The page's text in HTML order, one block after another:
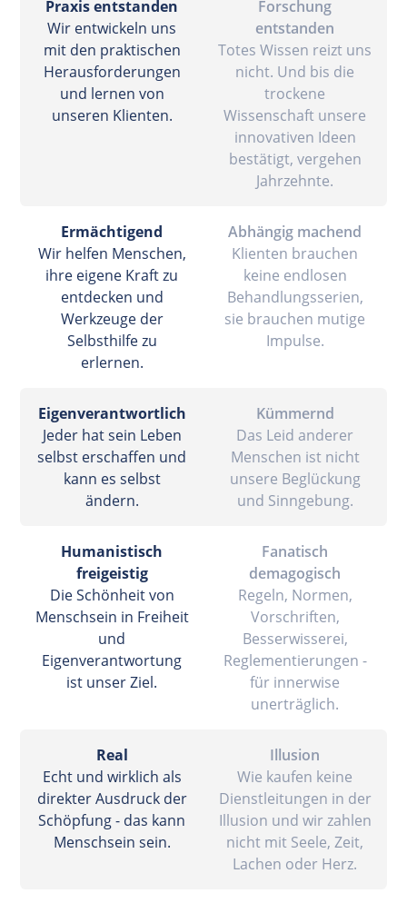
Praxis entstanden
Wir entwickeln uns
mit den praktischen
Herausforderungen
und lernen von
unseren Klienten.
Forschung
entstanden
Totes Wissen reizt uns
nicht. Und bis die
trockene
Wissenschaft unsere
innovativen Ideen
bestätigt, vergehen
Jahrzehnte.
Ermächtigend
Wir helfen Menschen,
ihre eigene Kraft zu
entdecken und
Werkzeuge der
Selbsthilfe zu
erlernen.
Abhängig machend
Klienten brauchen
keine endlosen
Behandlungsserien,
sie brauchen mutige
Impulse.
Eigenverantwortlich
Jeder hat sein Leben
selbst erschaffen und
kann es selbst
ändern.
Kümmernd
Das Leid anderer
Menschen ist nicht
unsere Beglückung
und Sinngebung.
Humanistisch
freigeistig
Die Schönheit von
Menschsein in Freiheit
und
Eigenverantwortung
ist unser Ziel.
Fanatisch
demagogisch
Regeln, Normen,
Vorschriften,
Besserwisserei,
Reglementierungen -
für innerwise
unerträglich.
Real
Echt und wirklich als
direkter Ausdruck der
Schöpfung - das kann
Menschsein sein.
Illusion
Wie kaufen keine
Dienstleitungen in der
Illusion und wir zahlen
nicht mit Seele, Zeit,
Lachen oder Herz.